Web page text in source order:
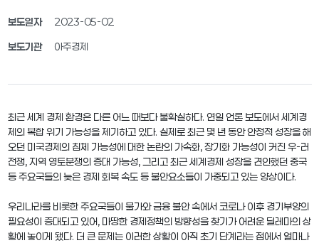
보도일자 2023-05-02
보도기관 아주경제
최근 세계 경제 환경은 다른 어느 때보다 불확실하다. 연일 언론 보도에서 세계경
제의 복합 위기 가능성을 제기하고 있다. 실제로 최근 몇 년 동안 안정적 성장을 해
오던 미국경제의 침체 가능성에 대한 논란의 가속화, 장기화 가능성이 커진 우-러
전쟁, 지역 영토분쟁의 증대 가능성, 그리고 최근 세계경제 성장을 견인했던 중국
등 주요국들의 늦은 경제 회복 속도 등 불안요소들이 가중되고 있는 양상이다.
우리나라를 비롯한 주요국들이 물가와 금융 불안 속에서 코로나 이후 경기부양의
필요성이 증대되고 있어, 마땅한 경제정책의 방향성을 찾기가 어려운 딜레마의 상
황에 놓이게 됐다. 더 큰 문제는 이러한 상황이 아직 초기 단계라는 점에서 얼마나